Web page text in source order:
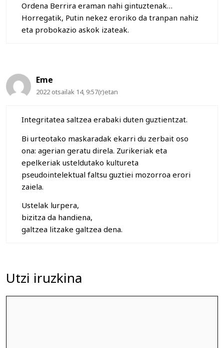
Ordena Berrira eraman nahi gintuztenak…
Horregatik, Putin nekez eroriko da tranpan nahiz
eta probokazio askok izateak.
Eme
2022 otsailak 14, 9:57(r)etan
Integritatea saltzea erabaki duten guztientzat.
Bi urteotako maskaradak ekarri du zerbait oso
ona: agerian geratu direla. Zurikeriak eta
epelkeriak usteldutako kultureta
pseudointelektual faltsu guztiei mozorroa erori
zaiela.
Ustelak lurpera,
bizitza da handiena,
galtzea litzake galtzea dena.
Utzi iruzkina